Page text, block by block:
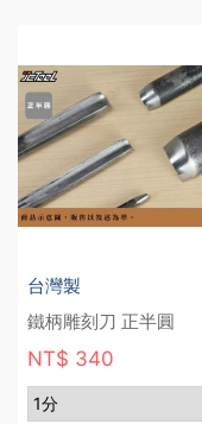
台灣製
鐵柄雕刻刀 正半圓
NT$ 340